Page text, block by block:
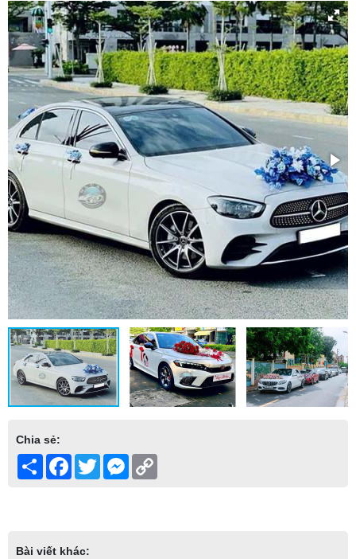
Chia sẻ:
Share Facebook
TwitterMessenger
Bài viết khác: